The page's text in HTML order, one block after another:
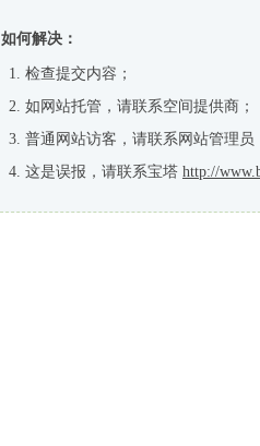
如何解决：
检查提交内容；
如网站托管，请联系空间提供商；
普通网站访客，请联系网站管理员
这是误报，请联系宝塔 http://